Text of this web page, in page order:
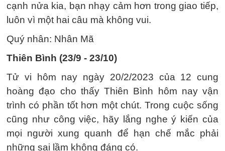
cạnh nửa kia, bạn nhạy cảm hơn trong giao tiếp,
luôn vì một hai câu mà không vui.
Quý nhân: Nhân Mã
Thiên Bình (23/9 - 23/10)
Tử vi hôm nay ngày 20/2/2023 của 12 cung
hoàng đạo cho thấy Thiên Bình hôm nay vận
trình có phần tốt hơn một chút. Trong cuộc sống
cũng như công việc, hãy lắng nghe ý kiến ​​của
mọi người xung quanh để hạn chế mắc phải
những sai lầm không đáng có.